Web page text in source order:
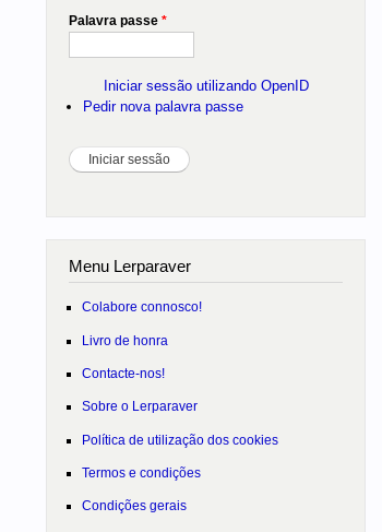
Palavra passe *
Iniciar sessão utilizando OpenID
Pedir nova palavra passe
Menu Lerparaver
Colabore connosco!
Livro de honra
Contacte-nos!
Sobre o Lerparaver
Política de utilização dos cookies
Termos e condições
Condições gerais